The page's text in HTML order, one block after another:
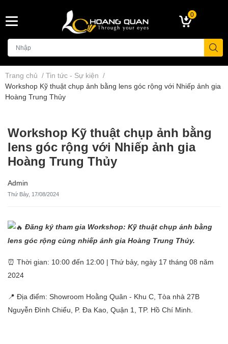
0
Trang chủ / Tin tức - Sự kiện /
Workshop Kỹ thuật chụp ảnh bằng lens góc rộng với Nhiếp ảnh gia
Hoàng Trung Thủy
Workshop Kỹ thuật chụp ảnh bằng
lens góc rộng với Nhiếp ảnh gia
Hoàng Trung Thủy
Admin
Thứ Bảy, 17/08/2024
Đăng ký tham gia Workshop: Kỹ thuật chụp ảnh bằng
lens góc rộng cùng nhiếp ảnh gia Hoàng Trung Thủy.
⏰ Thời gian: 10:00 đến 12:00​ | Thứ bảy, ngày 17 tháng 08 năm
2024​
📍 Địa điểm: Showroom Hoằng Quân - Khu C, Tòa nhà 27B
Nguyễn Đình Chiểu, P. Đa Kao, Quận 1, TP. Hồ Chí Minh.